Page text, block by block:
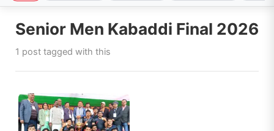
Senior Men Kabaddi Final 2026
1 post tagged with this